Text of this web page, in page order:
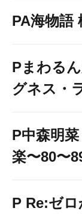
PA海物語
Pまわる
グネス・
P中森明
楽〜80〜
P Re:ゼ